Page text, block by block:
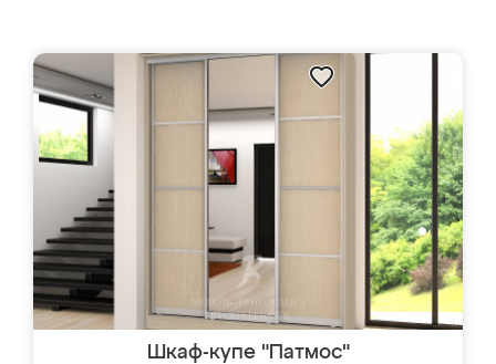
Шкаф-купе "Патмос"